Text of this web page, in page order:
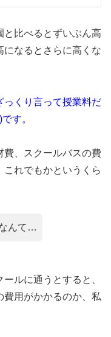
比べるとずいぶん高
なるとさらに高くな
っくり言って授業料だ
す。
費、スクールバスの費
これでもかというくら
んて…
ルに通うとすると、
費用がかかるのか、私